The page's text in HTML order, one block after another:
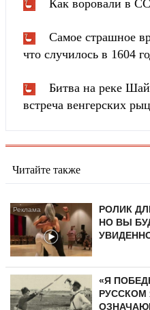
Как воровали в
Самое страшное
что случилось в 1604
Битва на реке
встреча венгерских
Читайте также
РОЛИК
НО ВЫ
«Я
РУССКОМ